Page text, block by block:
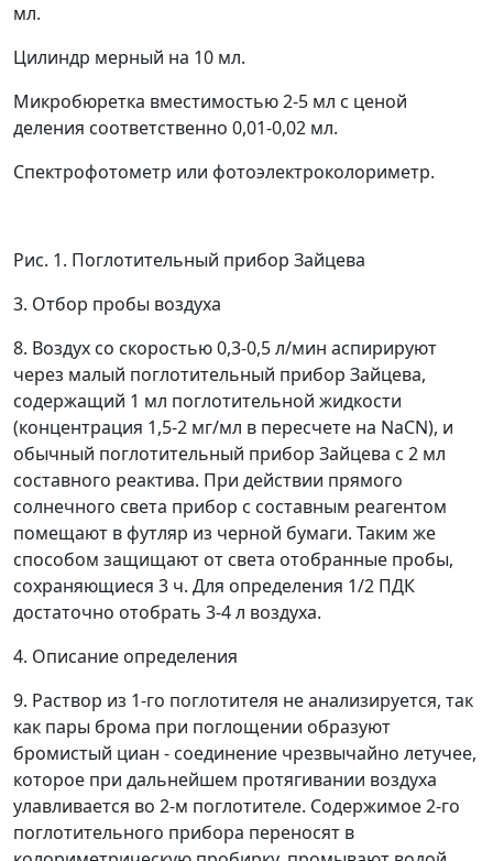
мл.
Цилиндр мерный на 10 мл.
Микробюретка вместимостью 2-5 мл с ценой
деления соответственно 0,01-0,02 мл.
Спектрофотометр или фотоэлектроколориметр.
Рис. 1. Поглотительный прибор Зайцева
3. Отбор пробы воздуха
8. Воздух со скоростью 0,3-0,5 л/мин аспирируют
через малый поглотительный прибор Зайцева,
содержащий 1 мл поглотительной жидкости
(концентрация 1,5-2 мг/мл в пересчете на NaCN), и
обычный поглотительный прибор Зайцева с 2 мл
составного реактива. При действии прямого
солнечного света прибор с составным реагентом
помещают в футляр из черной бумаги. Таким же
способом защищают от света отобранные пробы,
сохраняющиеся 3 ч. Для определения 1/2 ПДК
достаточно отобрать 3-4 л воздуха.
4. Описание определения
9. Раствор из 1-го поглотителя не анализируется, так
как пары брома при поглощении образуют
бромистый циан - соединение чрезвычайно летучее,
которое при дальнейшем протягивании воздуха
улавливается во 2-м поглотителе. Содержимое 2-го
поглотительного прибора переносят в